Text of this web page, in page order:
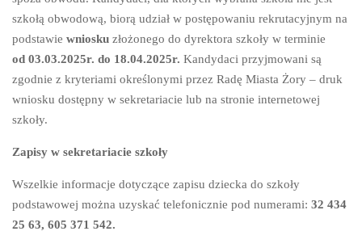
szkołą obwodową, biorą udział w postępowaniu rekrutacyjnym na
podstawie wniosku złożonego do dyrektora szkoły w terminie
od 03.03.2025r. do 18.04.2025r. Kandydaci przyjmowani są
zgodnie z kryteriami określonymi przez Radę Miasta Żory – druk
wniosku dostępny w sekretariacie lub na stronie internetowej
szkoły.
Zapisy w sekretariacie szkoły
Wszelkie informacje dotyczące zapisu dziecka do szkoły
podstawowej można uzyskać telefonicznie pod numerami: 32 434
25 63, 605 371 542.